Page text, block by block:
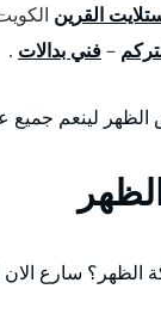
القرين
–فني بدالات .
لينعم جميع
سارع